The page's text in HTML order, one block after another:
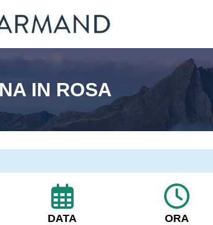
IN ROSA
DATA ORA